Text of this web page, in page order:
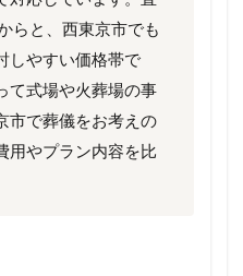
らと、西東京市でも
しやすい価格帯で
て式場や火葬場の事
市で葬儀をお考えの
用やプラン内容を比